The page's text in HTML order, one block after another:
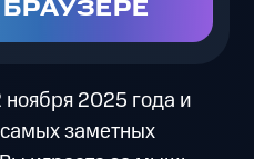
2025 года и
заметных